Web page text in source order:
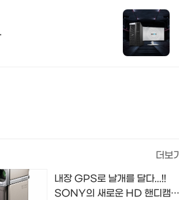
더보기
내장 GPS로 날개를 달다...!!
SONY의 새로운 HD 핸디캠